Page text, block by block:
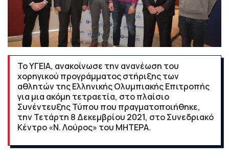
Το ΥΓΕΙΑ, ανακοίνωσε την ανανέωση του
χορηγικού προγράμματος στήριξης των
αθλητών της Ελληνικής Ολυμπιακής Επιτροπής
για μια ακόμη τετραετία, στο πλαίσιο
Συνέντευξης Τύπου που πραγματοποιήθηκε,
την Τετάρτη 8 Δεκεμβρίου 2021, στο Συνεδριακό
Κέντρο «Ν. Λούρος» του ΜΗΤΕΡΑ.